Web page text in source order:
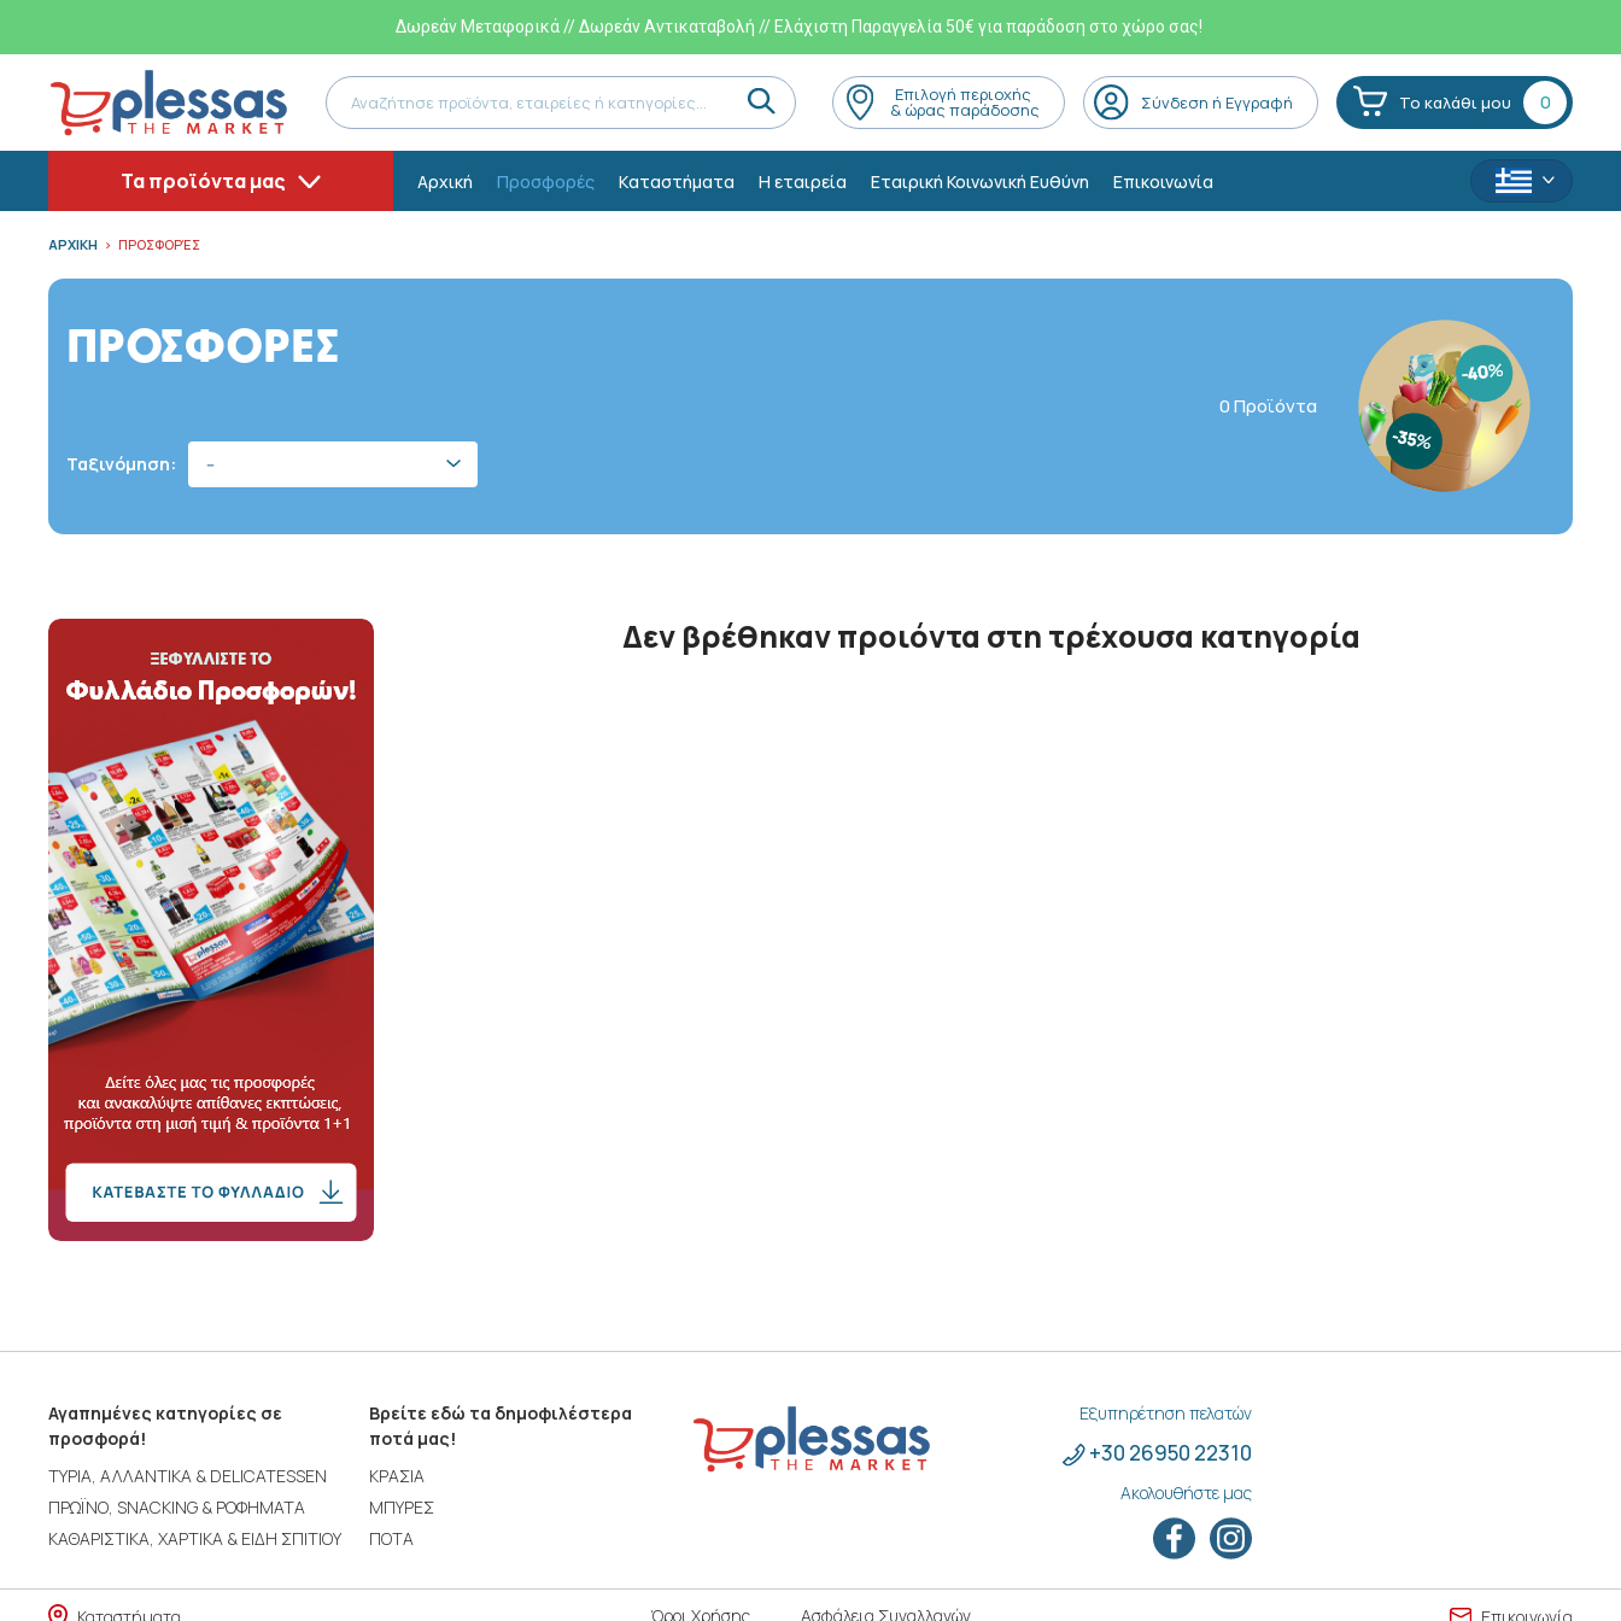
Δωρεάν Μεταφορικά // Δωρεάν Αντικαταβολή // Ελάχιστη Παραγγελία 50€ για παράδοση στο χώρο σας!
Eπιλογή περιοχής
& ώρας παράδοσης Σύνδεση ή Εγγραφή Το καλάθι μου 0
Τα προϊόντα μας Αρχική Προσφορές Kαταστήματα Η εταιρεία Εταιρική Κοινωνική Ευθύνη Επικοινωνία
ΑΡΧΙΚΗ ΠΡΟΣΦΟΡΈΣ
ΠΡΟΣΦΟΡΕΣ
Ταξινόμηση: --
0 Προϊόντα
Δεν βρέθηκαν προιόντα στη τρέχουσα κατηγορία
Αγαπημένες κατηγορίες σε
προσφορά!
ΤΥΡΙΑ, ΑΛΛΑΝΤΙΚΑ & DELICATESSEN
ΠΡΩΪΝΟ, SNACKING & ΡΟΦΗΜΑΤΑ
ΚΑΘΑΡΙΣΤΙΚΑ, ΧΑΡΤΙΚΑ & ΕΙΔΗ ΣΠΙΤΙΟΥ
Βρείτε εδώ τα δημοφιλέστερα
ποτά μας!
ΚΡΑΣΙΑ
ΜΠΥΡΕΣ
ΠΟΤΑ
Εξυπηρέτηση πελατών
+30 26950 22310
Ακολουθήστε μας
Όροι Χρήσης Ασφάλεια Συναλλαγών